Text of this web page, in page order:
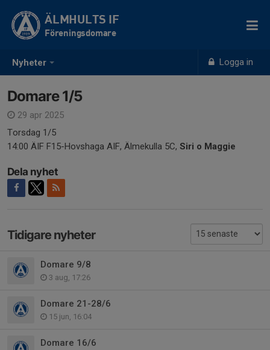
Nyheter Logga in
ÄLMHULTS IF
Föreningsdomare
Domare 1/5
29 apr 2025
Torsdag 1/5
14:00 ÄIF F15-Hovshaga AIF, Älmekulla 5C, Siri o Maggie
Dela nyhet
Tidigare nyheter
Domare 9/8
3 aug, 17:26
Domare 21-28/6
15 jun, 16:04
Domare 16/6